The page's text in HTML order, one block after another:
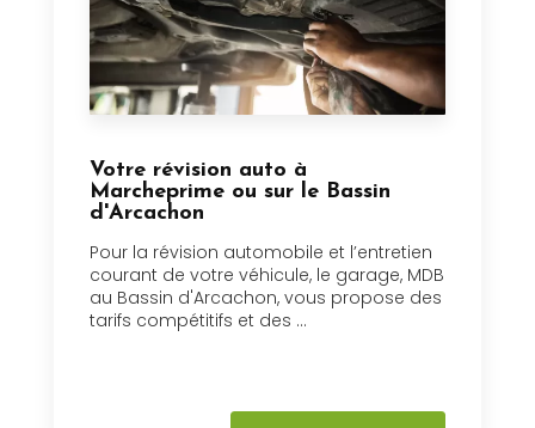
Votre révision auto à
Marcheprime ou sur le Bassin
d'Arcachon
Pour la révision automobile et l’entretien
courant de votre véhicule, le garage, MDB
au Bassin d'Arcachon, vous propose des
tarifs compétitifs et des ...